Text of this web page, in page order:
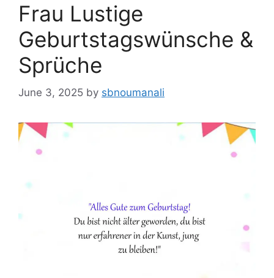
Frau Lustige
Geburtstagswünsche &
Sprüche
June 3, 2025 by sbnoumanali